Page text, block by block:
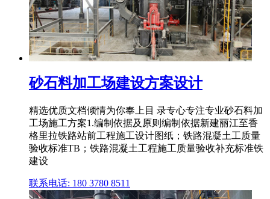
砂石料加工场建设方案设计
精选优质文档倾情为你奉上目 录专心专注专业砂石料加
工场施工方案1.编制依据及原则编制依据新建丽江至香
格里拉铁路站前工程施工设计图纸；铁路混凝土工质量
验收标准TB；铁路混凝土工程施工质量验收补充标准铁
建设
联系电话: 180 3780 8511